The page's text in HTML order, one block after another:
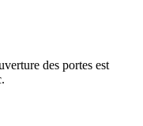
des portes est